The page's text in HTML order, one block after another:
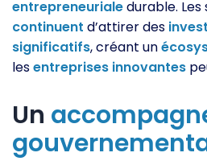
entrepreneurialedurable.
continuent d’attirer des
significatifs, créant un
lesentreprises innovantes
Un